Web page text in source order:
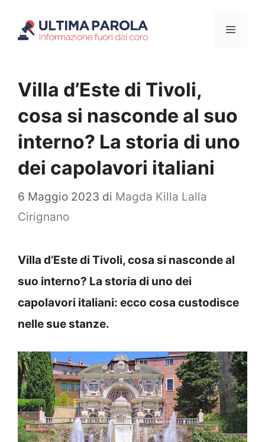
Menu
Villa d’Este di Tivoli,
cosa si nasconde al suo
interno? La storia di uno
dei capolavori italiani
6 Maggio 2023 di Magda Killa Lalla
Cirignano
Villa d’Este di Tivoli, cosa si nasconde al
suo interno? La storia di uno dei
capolavori italiani: ecco cosa custodisce
nelle sue stanze.